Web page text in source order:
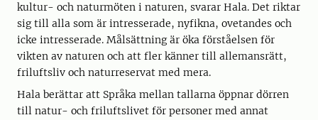
kultur- och naturmöten i naturen, svarar Hala. Det riktar
sig till alla som är intresserade, nyfikna, ovetandes och
icke intresserade. Målsättning är öka förståelsen för
vikten av naturen och att fler känner till allemansrätt,
friluftsliv och naturreservat med mera.
Hala berättar att Språka mellan tallarna öppnar dörren
till natur- och friluftslivet för personer med annat